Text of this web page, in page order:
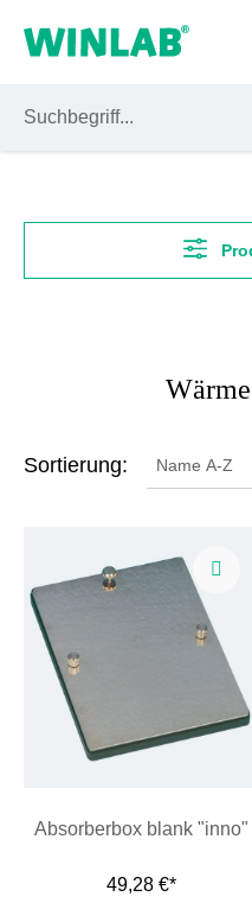
Sortierung:
Absorberbox blank "inno"
49,28 €*